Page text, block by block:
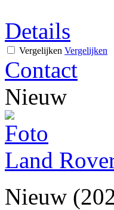
Details
Vergelijken Vergelijken
Contact
Nieuw
Land
Nieuw